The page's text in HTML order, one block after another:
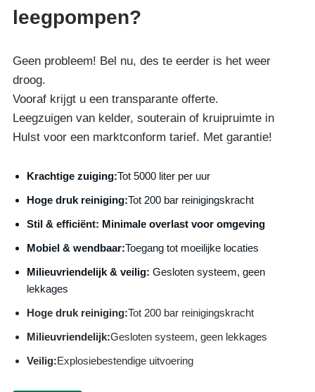
leegpompen?
Geen probleem! Bel nu, des te eerder is het weer
droog.
Vooraf krijgt u een transparante offerte.
Leegzuigen van kelder, souterain of kruipruimte in
Hulst voor een marktconform tarief. Met garantie!
Krachtige zuiging:Tot 5000 liter per uur
Hoge druk reiniging:Tot 200 bar reinigingskracht
Stil & efficiënt: Minimale overlast voor omgeving
Mobiel & wendbaar:Toegang tot moeilijke locaties
Milieuvriendelijk & veilig: Gesloten systeem, geen
lekkages
Hoge druk reiniging:Tot 200 bar reinigingskracht
Milieuvriendelijk:Gesloten systeem, geen lekkages
Veilig:Explosiebestendige uitvoering